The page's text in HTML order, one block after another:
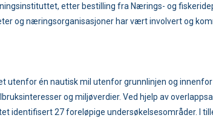
etter bestilling fra Nærings- og
og næringsorganisasjoner har vært involvert og
utenfor én nautisk mil utenfor grunnlinjen og
og miljøverdier. Ved hjelp av
identifisert 27 foreløpige undersøkelsesområder. I